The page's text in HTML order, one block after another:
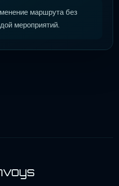
маршрута без
мероприятий.